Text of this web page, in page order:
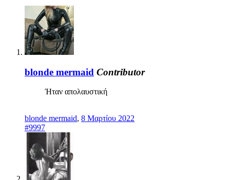
blonde mermaid Contributor
Ήταν απολαυστική
blonde mermaid, 8 Μαρτίου 2022
#9997